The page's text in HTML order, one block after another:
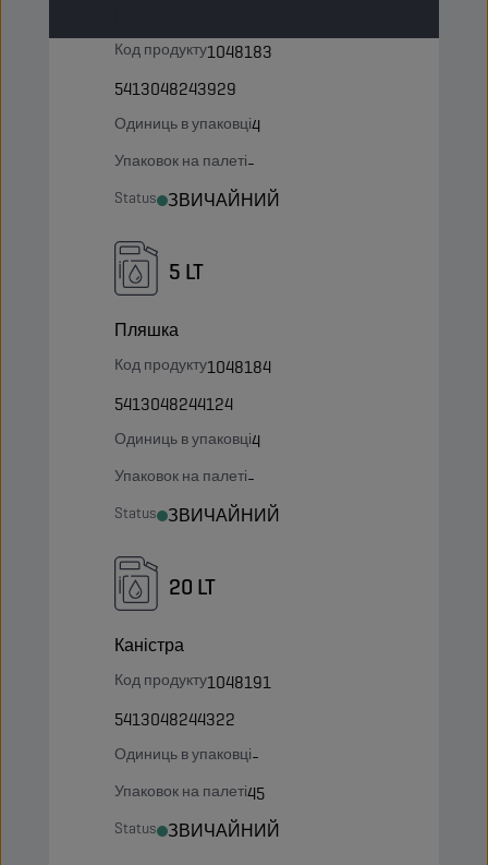
Код продукту1048183
5413048243929
Одиниць в упаковці4
Упаковок на палеті-
Status ЗВИЧАЙНИЙ
5 LT
Пляшка
Код продукту1048184
5413048244124
Одиниць в упаковці4
Упаковок на палеті-
Status ЗВИЧАЙНИЙ
20 LT
Каністра
Код продукту1048191
5413048244322
Одиниць в упаковці-
Упаковок на палеті45
Status ЗВИЧАЙНИЙ